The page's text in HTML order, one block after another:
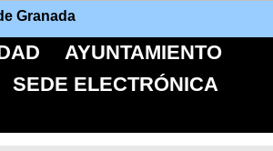
Granada
AYUNTAMIENTO
SEDE ELECTRÓNICA